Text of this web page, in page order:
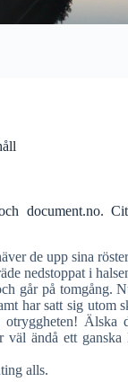
document.no.
de upp sina
nedstoppat i
går på tomgång.
har satt sig
väl ändå ett
alls.